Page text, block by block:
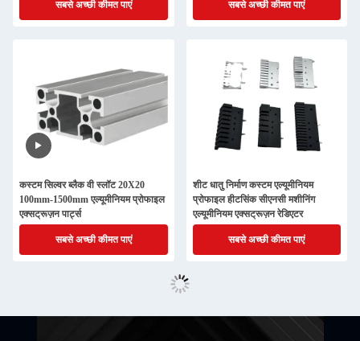
सबसे अच्छी कीमत पाएं सबसे अच्छी कीमत पाएं
कस्टम सिल्वर ब्लैक वी स्लॉट 20X20
100mm-1500mm एल्यूमीनियम प्रोफाइल
एक्सट्रूज़न पार्ट्स
सबसे अच्छी कीमत पाएं
शीट धातु निर्माण कस्टम एल्यूमीनियम
प्रोफाइल हीटसिंक सीएनसी मशीनिंग
एल्यूमीनियम एक्सट्रूज़न रेडिएटर
सबसे अच्छी कीमत पाएं